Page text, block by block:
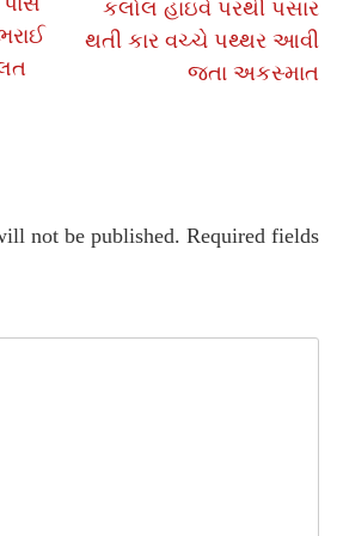
કલોલ હાઇવે પરથી પસાર
થતી કાર વચ્ચે પથ્થર આવી
જતા અકસ્માત
not be published. Required fields